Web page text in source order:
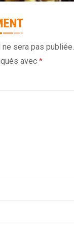
sera pas publiée.
avec *